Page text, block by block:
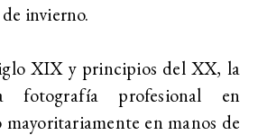
invierno.
XIX y principios del XX, la
fotografía profesional en
en manos de